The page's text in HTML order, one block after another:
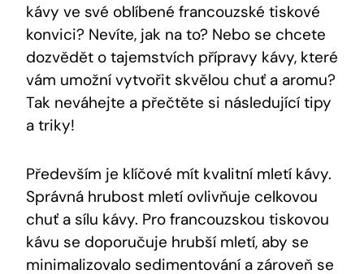
kávy ve své oblíbené francouzské tiskové
konvici? Nevíte, jak na to? Nebo se chcete
dozvědět o tajemstvích přípravy kávy, které
vám umožní vytvořit skvělou chuť a aromu?
Tak neváhejte a přečtěte si následující tipy
a triky!
Především je klíčové mít kvalitní mletí kávy.
Správná hrubost mletí ovlivňuje celkovou
chuť a sílu kávy. Pro francouzskou tiskovou
kávu se doporučuje hrubší mletí, aby se
minimalizovalo sedimentování a zároveň se